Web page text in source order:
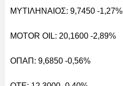
ΜΥΤΙΛΗΝΑΙΟΣ: 9,7450 -1,27%
MOTOR OIL: 20,1600 -2,89%
ΟΠΑΠ: 9,6850 -0,56%